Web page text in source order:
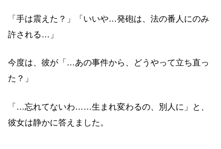
「手は震えた？」「いいや…発砲は、法の番人にのみ
許される…」
今度は、彼が「…あの事件から、どうやって立ち直っ
た？」
「…忘れてないわ……生まれ変わるの、別人に」と、
彼女は静かに答えました。